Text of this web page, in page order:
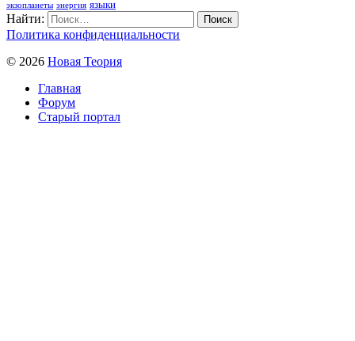
экзопланеты энергия языки
Найти:
Политика конфиденциальности
© 2026 Новая Теория
Главная
Форум
Старый портал